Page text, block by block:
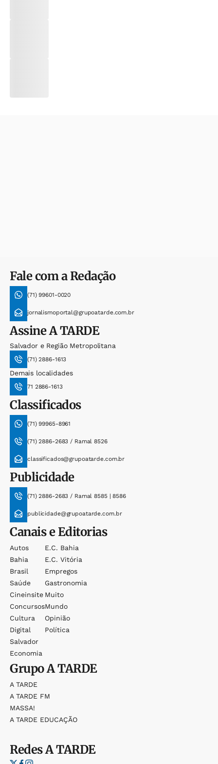
Fale com a Redação
(71) 99601-0020
jornalismoportal@grupoatarde.com.br
AssineA TARDE
Salvador e Região Metropolitana
(71) 2886-1613
Demais localidades
71 2886-1613
Classificados
(71) 99965-8961
(71) 2886-2683 / Ramal 8526
classificados@grupoatarde.com.br
Publicidade
(71) 2886-2683 / Ramal 8585 | 8586
publicidade@grupoatarde.com.br
Canais e Editorias
Autos
Bahia
Brasil
Saúde
Cineinsite
Concursos
Cultura
Digital
Salvador
Economia
E.c. Bahia
E.c. Vitória
Empregos
Gastronomia
Muito
Mundo
Opinião
Política
GrupoA TARDE
A TARDE
A TARDE FM
MASSA!
A TARDE EDUCAÇÃO
RedesA TARDE